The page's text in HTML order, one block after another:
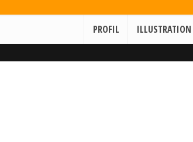
PROFIL ILLUSTRATION